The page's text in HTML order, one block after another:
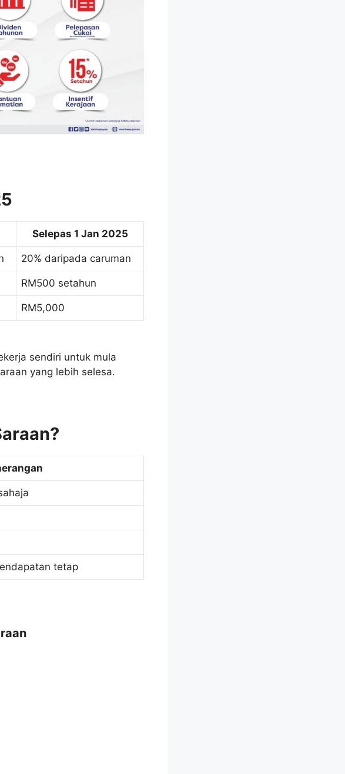
Selepas 1 Jan 2025
20% daripada caruman
RM500 setahun
RM5,000
sendiri untuk mula
yang lebih selesa.
tetap